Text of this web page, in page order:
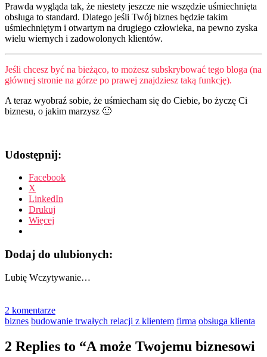
Prawda wygląda tak, że niestety jeszcze nie wszędzie uśmiechnięta
obsługa to standard. Dlatego jeśli Twój biznes będzie takim
uśmiechniętym i otwartym na drugiego człowieka, na pewno zyska
wielu wiernych i zadowolonych klientów.
Jeśli chcesz być na bieżąco, to możesz subskrybować tego bloga (na
głównej stronie na górze po prawej znajdziesz taką funkcję).
A teraz wyobraź sobie, że uśmiecham się do Ciebie, bo życzę Ci
biznesu, o jakim marzysz 🙂
Udostępnij:
Facebook
X
LinkedIn
Drukuj
Więcej
Dodaj do ulubionych:
Lubię Wczytywanie…
2 komentarze
biznes budowanie trwałych relacji z klientem firma obsługa klienta
2 Replies to “A może Twojemu biznesowi